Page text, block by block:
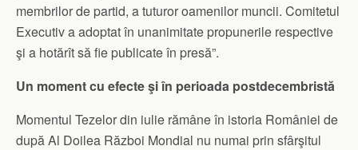
membrilor de partid, a tuturor oamenilor muncii. Comitetul
Executiv a adoptat în unanimitate propunerile respective
şi a hotărît să fie publicate în presă”.
Un moment cu efecte şi în perioada postdecembristă
Momentul Tezelor din iulie rămâne în istoria României de
după Al Doilea Război Mondial nu numai prin sfârşitul